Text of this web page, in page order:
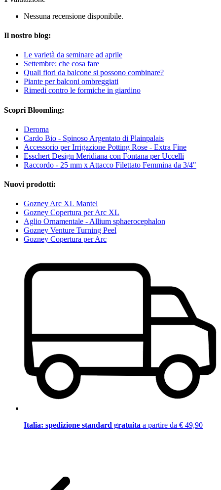
Nessuna recensione disponibile.
Il nostro blog:
Le varietà da seminare ad aprile
Settembre: che cosa fare
Quali fiori da balcone si possono combinare?
Piante per balconi ombreggiati
Rimedi contro le formiche in giardino
Scopri Bloomling:
Deroma
Cardo Bio - Spinoso Argentato di Plainpalais
Accessorio per Irrigazione Potting Rose - Extra Fine
Esschert Design Meridiana con Fontana per Uccelli
Raccordo - 25 mm x Attacco Filettato Femmina da 3/4"
Nuovi prodotti:
Gozney Arc XL Mantel
Gozney Copertura per Arc XL
Aglio Ornamentale - Allium sphaerocephalon
Gozney Venture Turning Peel
Gozney Copertura per Arc
Italia: spedizione standard gratuita a partire da € 49,90